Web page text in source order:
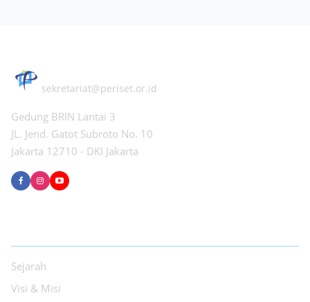
sekretariat@periset.or.id
Gedung BRIN Lantai 3
JL. Jend. Gatot Subroto No. 10
Jakarta 12710 - DKI Jakarta
Sejarah
Visi & Misi